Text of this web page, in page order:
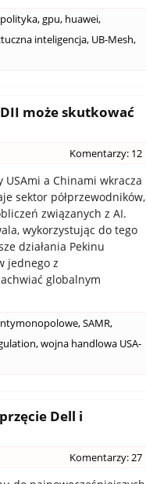
,gpu, huawei,
inteligencja, UB-Mesh,
może skutkować
Komentarzy: 12
a Chinami wkracza
sektor półprzewodników,
związanych z AI.
wykorzystując do tego
działania Pekinu
jednego z
globalnym
,SAMR,
,wojna handlowa USA-
Dell i
Komentarzy: 27